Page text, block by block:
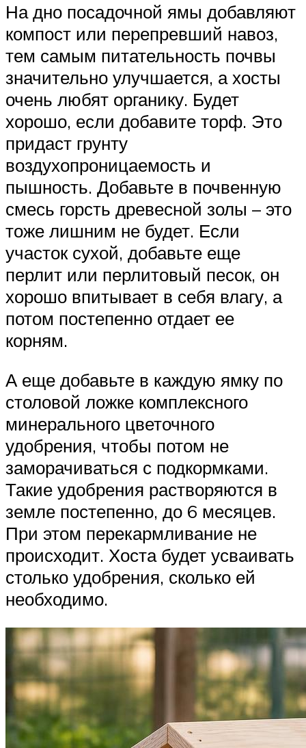
На дно посадочной ямы добавляют
компост или перепревший навоз,
тем самым питательность почвы
значительно улучшается, а хосты
очень любят органику. Будет
хорошо, если добавите торф. Это
придаст грунту
воздухопроницаемость и
пышность. Добавьте в почвенную
смесь горсть древесной золы – это
тоже лишним не будет. Если
участок сухой, добавьте еще
перлит или перлитовый песок, он
хорошо впитывает в себя влагу, а
потом постепенно отдает ее
корням.
А еще добавьте в каждую ямку по
столовой ложке комплексного
минерального цветочного
удобрения, чтобы потом не
заморачиваться с подкормками.
Такие удобрения растворяются в
земле постепенно, до 6 месяцев.
При этом перекармливание не
происходит. Хоста будет усваивать
столько удобрения, сколько ей
необходимо.